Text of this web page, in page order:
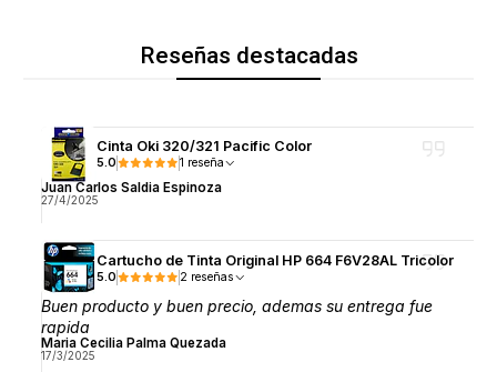
Reseñas destacadas
Cinta Oki 320/321 Pacific Color
5.0 1 reseña
Juan Carlos Saldia Espinoza
27/4/2025
Cartucho de Tinta Original HP 664 F6V28AL Tricolor
5.0 2 reseñas
Buen producto y buen precio, ademas su entrega fue
rapida
Maria Cecilia Palma Quezada
17/3/2025